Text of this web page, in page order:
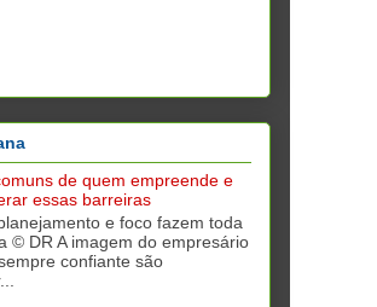
de quem empreende e
essas barreiras
e foco fazem toda
© DR A imagem do empresário
confiante são